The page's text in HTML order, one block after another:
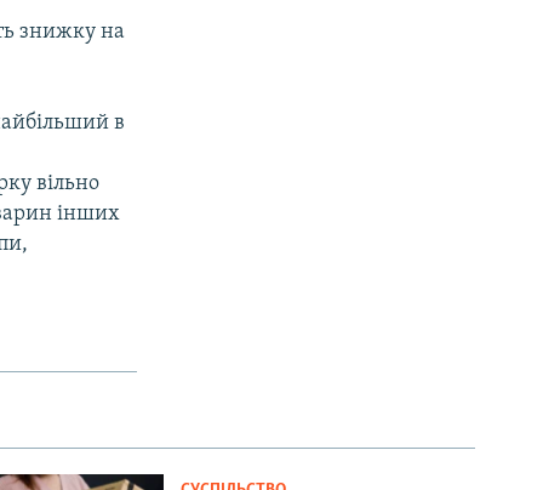
знижку на
в
вільно
інших